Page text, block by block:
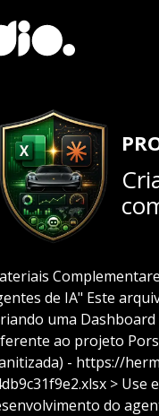
de IA" Este
uma Dashboard
ao projeto
- https://
> Use
do